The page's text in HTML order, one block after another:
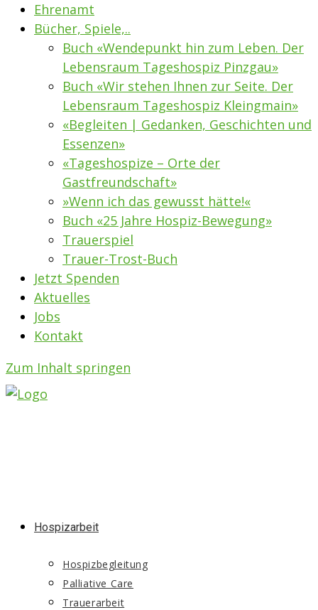
Ehrenamt
Bücher, Spiele,..
Buch «Wendepunkt hin zum Leben. Der
Lebensraum Tageshospiz Pinzgau»
Buch «Wir stehen Ihnen zur Seite. Der
Lebensraum Tageshospiz Kleingmain»
«Begleiten | Gedanken, Geschichten und
Essenzen»
«Tageshospize – Orte der
Gastfreundschaft»
»Wenn ich das gewusst hätte!«
Buch «25 Jahre Hospiz-Bewegung»
Trauerspiel
Trauer-Trost-Buch
Jetzt Spenden
Aktuelles
Jobs
Kontakt
Zum Inhalt springen
Hospizarbeit
Hospizbegleitung
Palliative Care
Trauerarbeit